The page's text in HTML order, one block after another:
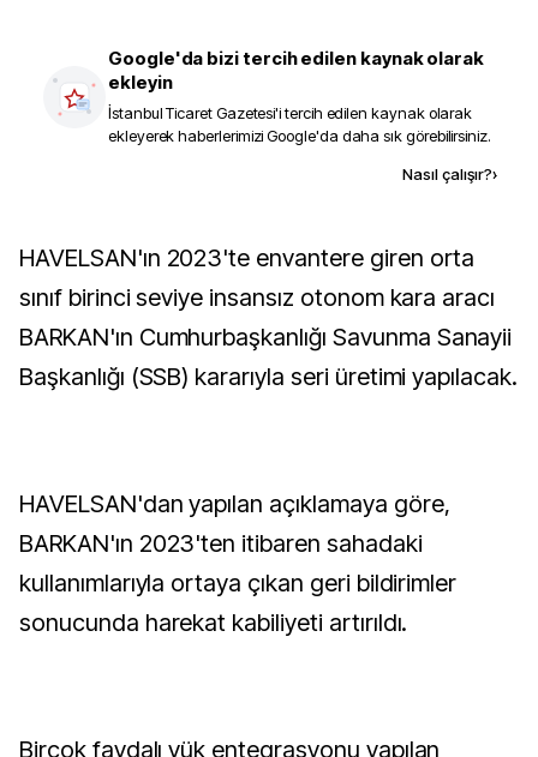
Google'da bizi tercih edilen kaynak olarak
ekleyin
İstanbul Ticaret Gazetesi'i tercih edilen kaynak olarak
ekleyerek haberlerimizi Google'da daha sık görebilirsiniz.
Nasıl çalışır?›
HAVELSAN'ın 2023'te envantere giren orta
sınıf birinci seviye insansız otonom kara aracı
BARKAN'ın Cumhurbaşkanlığı Savunma Sanayii
Başkanlığı (SSB) kararıyla seri üretimi yapılacak.
HAVELSAN'dan yapılan açıklamaya göre,
BARKAN'ın 2023'ten itibaren sahadaki
kullanımlarıyla ortaya çıkan geri bildirimler
sonucunda harekat kabiliyeti artırıldı.
Birçok faydalı yük entegrasyonu yapılan